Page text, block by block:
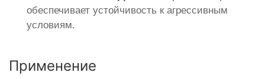
обеспечивает устойчивость к агрессивным
условиям.
Применение